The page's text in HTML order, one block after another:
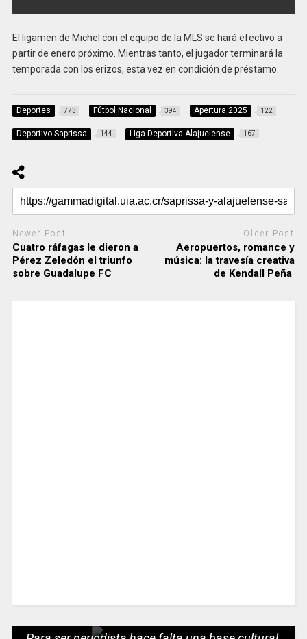
El ligamen de Michel con el equipo de la MLS se hará efectivo a
partir de enero próximo. Mientras tanto, el jugador terminará la
temporada con los erizos, esta vez en condición de préstamo.
Deportes 773 Fútbol Nacional 394 Apertura 2025 122
Deportivo Saprissa 144 Liga Deportiva Alajuelense 167
Newer Post
Cuatro ráfagas le dieron a
Pérez Zeledón el triunfo
sobre Guadalupe FC
Older Post
Aeropuertos, romance y
música: la travesía creativa
de Kendall Peña